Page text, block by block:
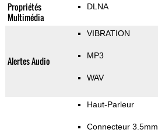
Propriétés
Multimédia
DLNA
Alertes Audio
VIBRATION
MP3
WAV
Haut-Parleur
Connecteur 3.5mm